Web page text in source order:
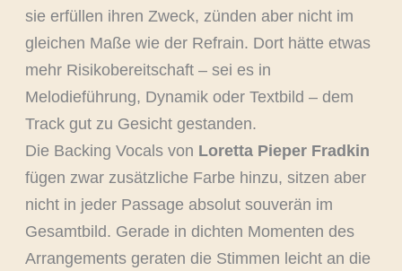
sie erfüllen ihren Zweck, zünden aber nicht im
gleichen Maße wie der Refrain. Dort hätte etwas
mehr Risikobereitschaft – sei es in
Melodieführung, Dynamik oder Textbild – dem
Track gut zu Gesicht gestanden.
Die Backing Vocals von Loretta Pieper Fradkin
fügen zwar zusätzliche Farbe hinzu, sitzen aber
nicht in jeder Passage absolut souverän im
Gesamtbild. Gerade in dichten Momenten des
Arrangements geraten die Stimmen leicht an die